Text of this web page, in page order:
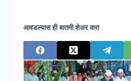
आवडल्यास ही बातमी शेअर करा